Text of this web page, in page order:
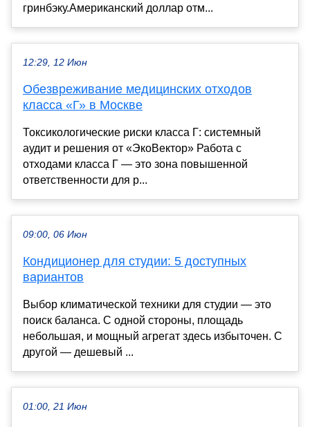
гринбэку.Американский доллар отм...
12:29, 12 Июн
Обезвреживание медицинских отходов
класса «Г» в Москве
Токсикологические риски класса Г: системный
аудит и решения от «ЭкоВектор» Работа с
отходами класса Г — это зона повышенной
ответственности для р...
09:00, 06 Июн
Кондиционер для студии: 5 доступных
вариантов
Выбор климатической техники для студии — это
поиск баланса. С одной стороны, площадь
небольшая, и мощный агрегат здесь избыточен. С
другой — дешевый ...
01:00, 21 Июн